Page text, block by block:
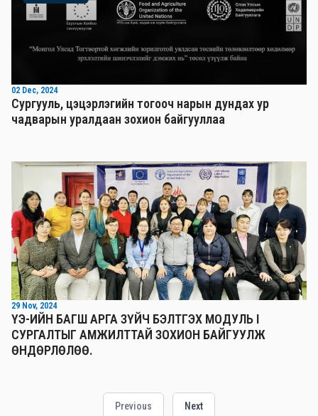
02 Dec, 2024
Сургууль, цэцэрлэгийн тогооч нарын дундах ур
чадварын уралдаан зохион байгууллаа
29 Nov, 2024
ҮЭ-ИЙН БАГШ АРГА ЗҮЙЧ БЭЛТГЭХ МОДУЛЬ I
СУРГАЛТЫГ АМЖИЛТТАЙ ЗОХИОН БАЙГУУЛЖ
ӨНДӨРЛӨЛӨӨ.
Previous Next